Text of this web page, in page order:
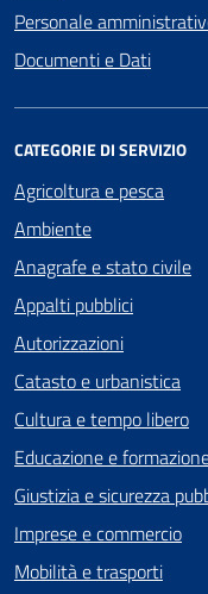
Personale
Documenti e Dati
CATEGORIE DI SERVIZIO
Agricoltura e pesca
Ambiente
Anagrafe e stato civile
Appalti pubblici
Autorizzazioni
Catasto e urbanistica
Cultura e tempo libero
Educazione e
Giustizia e sicurezza
Imprese e commercio
Mobilità e trasporti